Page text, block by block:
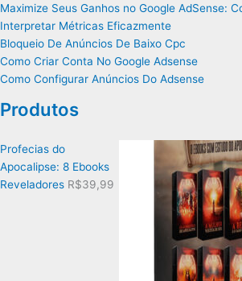
Maximize Seus Ganhos no Google AdSense:
Interpretar Métricas Eficazmente
Bloqueio De Anúncios De Baixo Cpc
Como Criar Conta No Google Adsense
Como Configurar Anúncios Do Adsense
Produtos
Profecias do
Apocalipse: 8 Ebooks
Reveladores R$39,99